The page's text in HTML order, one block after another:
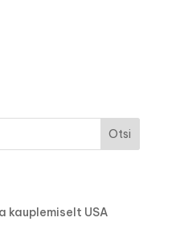
Otsi
kauplemiselt USA